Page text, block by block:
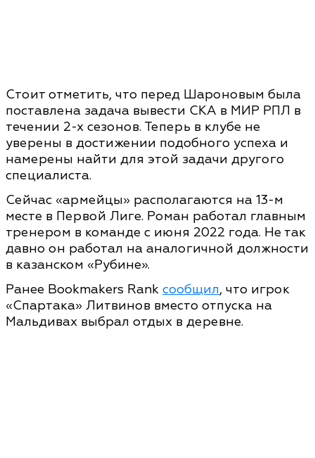
Стоит отметить, что перед Шароновым была
поставлена задача вывести СКА в МИР РПЛ в
течении 2-х сезонов. Теперь в клубе не
уверены в достижении подобного успеха и
намерены найти для этой задачи другого
специалиста.
Сейчас «армейцы» располагаются на 13-м
месте в Первой Лиге. Роман работал главным
тренером в команде с июня 2022 года. Не так
давно он работал на аналогичной должности
в казанском «Рубине».
Ранее Bookmakers Rank сообщил, что игрок
«Спартака» Литвинов вместо отпуска на
Мальдивах выбрал отдых в деревне.